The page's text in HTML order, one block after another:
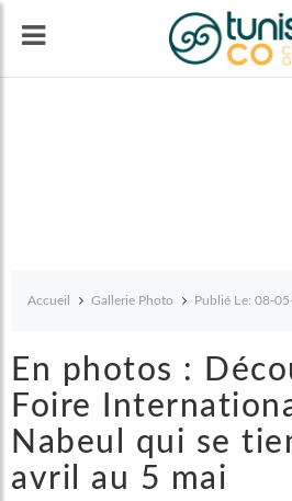
Accueil Gallerie Photo Publié Le: 08-
En photos :
Foire
Nabeul qui se
avril au 5 mai